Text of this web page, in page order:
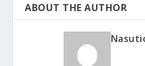
ABOUT THE AUTHOR